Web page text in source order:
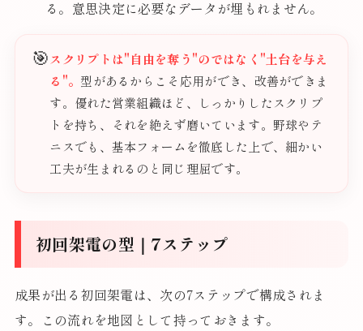
る。意思決定に必要なデータが埋もれません。
🎯スクリプトは"自由を奪う"のではなく"土台を与え
る"。 型があるからこそ応用ができ、改善ができま
す。優れた営業組織ほど、しっかりしたスクリプ
トを持ち、それを絶えず磨いています。野球やテ
ニスでも、基本フォームを徹底した上で、細かい
工夫が生まれるのと同じ理屈です。
初回架電の型｜7ステップ
成果が出る初回架電は、次の7ステップで構成されま
す。この流れを地図として持っておきます。